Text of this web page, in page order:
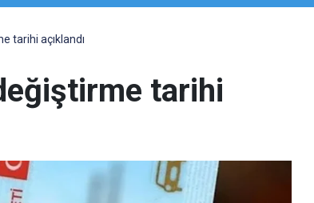
tarihi açıklandı
tarihi